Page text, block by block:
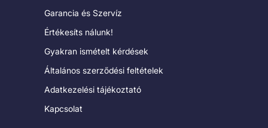
Garancia és Szervíz
Értékesíts nálunk!
Gyakran ismételt kérdések
Általános szerződési feltételek
Adatkezelési tájékoztató
Kapcsolat